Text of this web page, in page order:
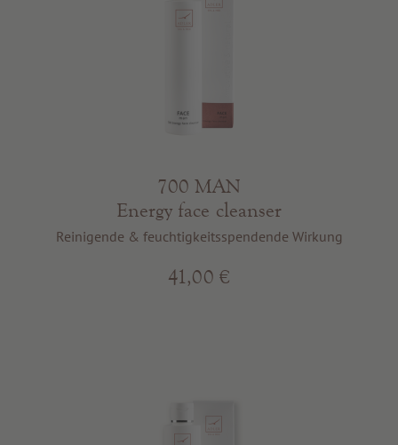
700 MAN
Energy face cleanser
Reinigende & feuchtigkeitsspendende Wirkung
41,00 €